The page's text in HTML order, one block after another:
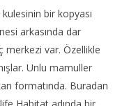
bir kopyası
arkasında dar
merkezi var. Özellikle
Unlu mamuller
formatında. Buradan